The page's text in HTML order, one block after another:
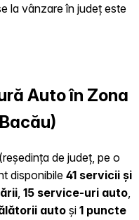
la vânzare în județ este
Auto în Zona
(reședința de județ, pe o
disponibile41 servicii și
, 15 service-uri auto,
auto și 1 puncte